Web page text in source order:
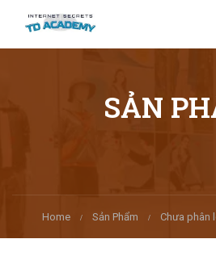
SẢN
Home Sản Phẩm Chưa phân